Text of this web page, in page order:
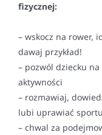
fizycznej:
– wskocz na rower,
dawaj przykład!
– pozwól dziecku
aktywności
– rozmawiaj,
lubi uprawiać sportu
– chwal za